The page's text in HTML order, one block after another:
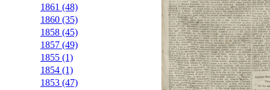
1861 (48)
1860 (35)
1858 (45)
1857 (49)
1855 (1)
1854 (1)
1853 (47)